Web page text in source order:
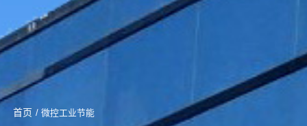
首页 / 微控工业节能